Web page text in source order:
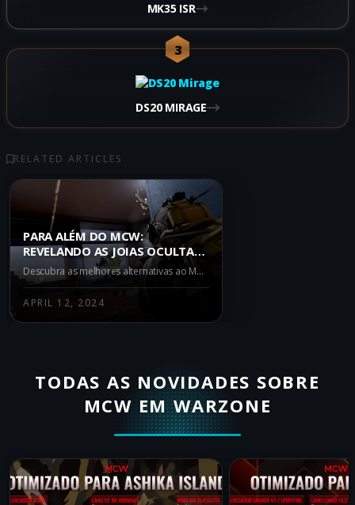
MK35 ISR
3
DS20 MIRAGE
RELATED ARTICLES
PARA ALÉM DO MCW:
REVELANDO AS JOIAS OCULTAS
DO WARZONE BATTLE ROYALEDescubra as melhores alternativas ao MCW no Warzone Battle Royale. Este artigo fornece uma visão detalhada das armas META e A Tier, como o Bruen Mk9, SOA Subverter e Pulemyot 762, úteis para jogadores que buscam refrescar suas estratégias.
APRIL 12, 2024
TODAS AS NOVIDADES SOBRE
MCW EM WARZONE